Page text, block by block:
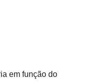
em função do